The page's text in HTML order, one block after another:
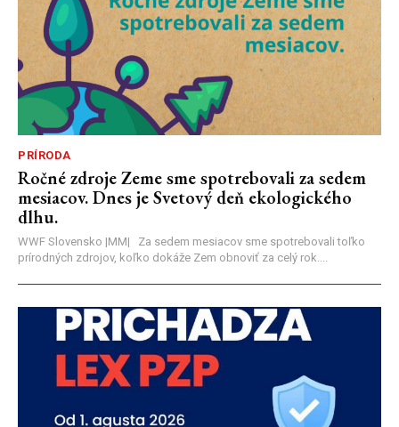
PRÍRODA
Ročné zdroje Zeme sme spotrebovali za sedem
mesiacov. Dnes je Svetový deň ekologického
dlhu.
WWF Slovensko |MM| Za sedem mesiacov sme spotrebovali toľko
prírodných zdrojov, koľko dokáže Zem obnoviť za celý rok....